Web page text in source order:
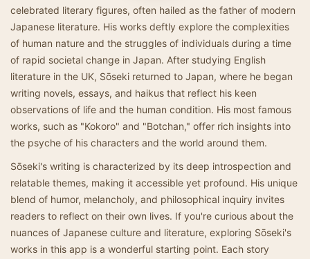
celebrated literary figures, often hailed as the father of modern
Japanese literature. His works deftly explore the complexities
of human nature and the struggles of individuals during a time
of rapid societal change in Japan. After studying English
literature in the UK, Sōseki returned to Japan, where he began
writing novels, essays, and haikus that reflect his keen
observations of life and the human condition. His most famous
works, such as "Kokoro" and "Botchan," offer rich insights into
the psyche of his characters and the world around them.
Sōseki's writing is characterized by its deep introspection and
relatable themes, making it accessible yet profound. His unique
blend of humor, melancholy, and philosophical inquiry invites
readers to reflect on their own lives. If you're curious about the
nuances of Japanese culture and literature, exploring Sōseki's
works in this app is a wonderful starting point. Each story